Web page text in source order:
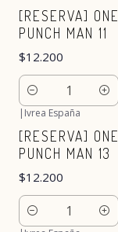
[RESERVA] ONE
PUNCH MAN 11
$12.200
Cantidad
| Ivrea España
[RESERVA] ONE
PUNCH MAN 13
$12.200
Cantidad